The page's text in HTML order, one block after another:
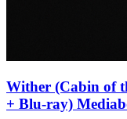
Wither (Cabin of
+ Blu-ray)